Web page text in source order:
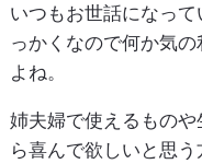
いつもお世話になっ
っかくなので何か気
よね。
姉夫婦で使えるもの
ら喜んで欲しいと思う